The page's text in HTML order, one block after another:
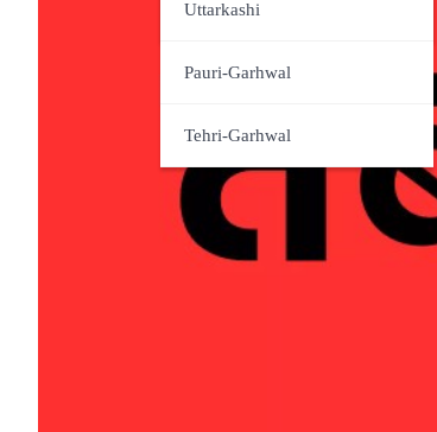
Udham Singh Nagar
Uttarkashi
Pauri-Garhwal
Tehri-Garhwal